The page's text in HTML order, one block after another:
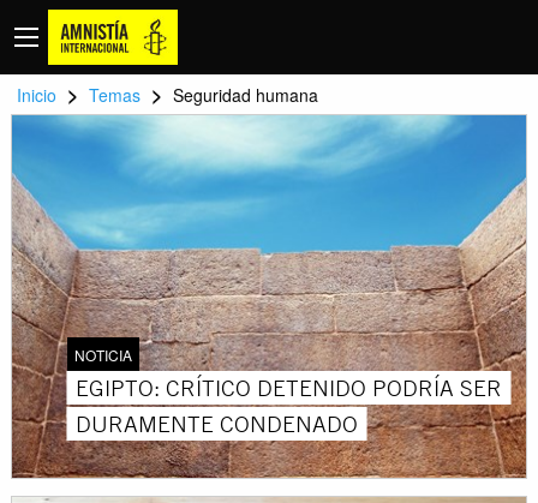
Inicio > Temas > Seguridad humana
NOTICIA
EGIPTO: CRÍTICO DETENIDO PODRÍA SER
DURAMENTE CONDENADO